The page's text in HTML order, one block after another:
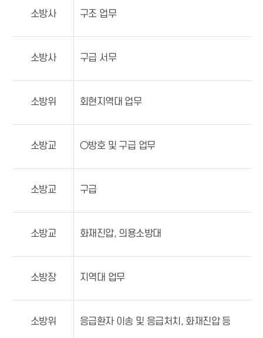
소방사 구조 업무
소방사 구급 서무
소방위 회현지역대 업무
소방교 ○방호 및 구급 업무
소방교 구급
소방교 화재진압, 의용소방대
소방장 지역대 업무
소방위 응급환자 이송 및 응급처치, 화재진압 등